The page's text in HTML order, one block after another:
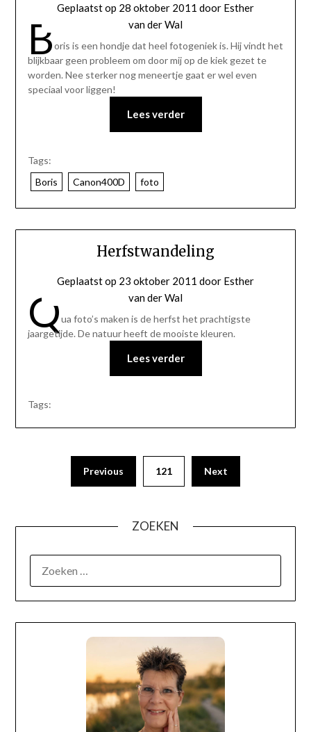
Geplaatst op 28 oktober 2011 door Esther
van der Wal
Boris is een hondje dat heel fotogeniek is. Hij vindt het
blijkbaar geen probleem om door mij op de kiek gezet te
worden. Nee sterker nog meneertje gaat er wel even
speciaal voor liggen!
Lees verder
Tags:
Boris
Canon400D foto
Herfstwandeling
Geplaatst op 23 oktober 2011 door Esther
van der Wal
Qua foto’s maken is de herfst het prachtigste
jaargetijde. De natuur heeft de mooiste kleuren.
Lees verder
Tags:
Previous 121 Next
ZOEKEN
OVER MIJ